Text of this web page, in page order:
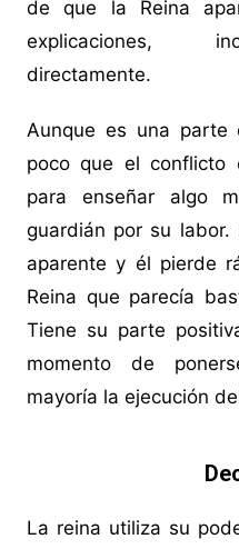
de que la Reina
explicaciones,
directamente.
Aunque es una parte
poco que el conflicto
para enseñar algo
guardián por su
aparente y él pierde
Reina que parecía
Tiene su parte
momento de
mayoría la ejecución
La reina utiliza su